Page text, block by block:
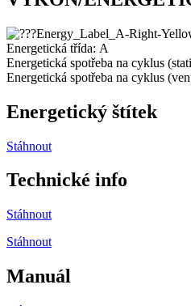
Energetická třída: A
Energetická spotřeba na cyklus
Energetická spotřeba na cyklus
Energetický štítek
Stáhnout
Technické info
Stáhnout
Stáhnout
Manuál